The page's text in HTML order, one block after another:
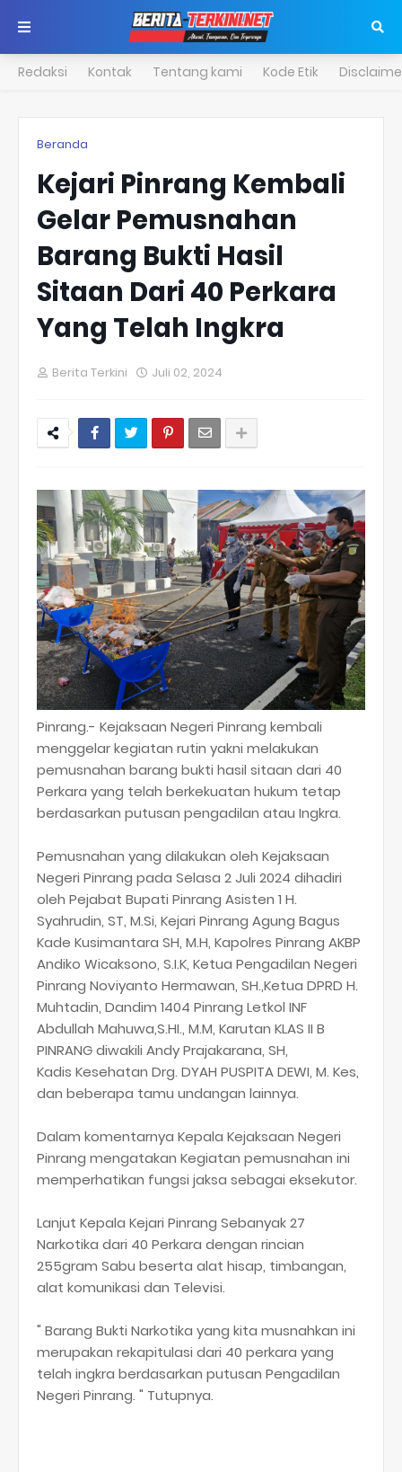
Redaksi Kontak Tentang kami Kode Etik
Beranda
Kejari Pinrang Kembali
Gelar Pemusnahan
Barang Bukti Hasil
Sitaan Dari 40 Perkara
Yang Telah Ingkra
Berita Terkini Juli 02, 2024
Pinrang.- Kejaksaan Negeri Pinrang kembali
menggelar kegiatan rutin yakni melakukan
pemusnahan barang bukti hasil sitaan dari 40
Perkara yang telah berkekuatan hukum tetap
berdasarkan putusan pengadilan atau Ingkra.
Pemusnahan yang dilakukan oleh Kejaksaan
Negeri Pinrang pada Selasa 2 Juli 2024 dihadiri
oleh Pejabat Bupati Pinrang Asisten 1 H.
Syahrudin, ST, M.Si, Kejari Pinrang Agung Bagus
Kade Kusimantara SH, M.H, Kapolres Pinrang AKBP
Andiko Wicaksono, S.I.K, Ketua Pengadilan Negeri
Pinrang Noviyanto Hermawan, SH.,Ketua DPRD H.
Muhtadin, Dandim 1404 Pinrang Letkol INF
Abdullah Mahuwa,S.HI., M.M, Karutan KLAS II B
PINRANG diwakili Andy Prajakarana, SH,
Kadis Kesehatan Drg. DYAH PUSPITA DEWI, M. Kes,
dan beberapa tamu undangan lainnya.
Dalam komentarnya Kepala Kejaksaan Negeri
Pinrang mengatakan Kegiatan pemusnahan ini
memperhatikan fungsi jaksa sebagai eksekutor.
Lanjut Kepala Kejari Pinrang Sebanyak 27
Narkotika dari 40 Perkara dengan rincian
255gram Sabu beserta alat hisap, timbangan,
alat komunikasi dan Televisi.
" Barang Bukti Narkotika yang kita musnahkan ini
merupakan rekapitulasi dari 40 perkara yang
telah ingkra berdasarkan putusan Pengadilan
Negeri Pinrang. " Tutupnya.